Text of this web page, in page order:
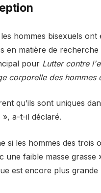
hommes bisexuels
en matière de
pour Lutter contre
corporelle des hommes
qu’ils sont uniques
a-t-il déclaré.
si les hommes des
une faible masse grasse
est encore plus